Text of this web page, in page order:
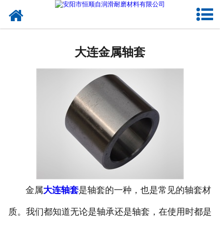
大连自润滑合金轴瓦
大连自润滑合金轴套
大连合金衬板、滑板
大连自润滑铜合金轴承
大连自润滑铜合金轴瓦
大连铜合金衬板、滑板
大连金属轴套
金属大连轴套是轴套的一种，也是常见的轴套材
质。我们都知道无论是轴承还是轴套，在使用时都是